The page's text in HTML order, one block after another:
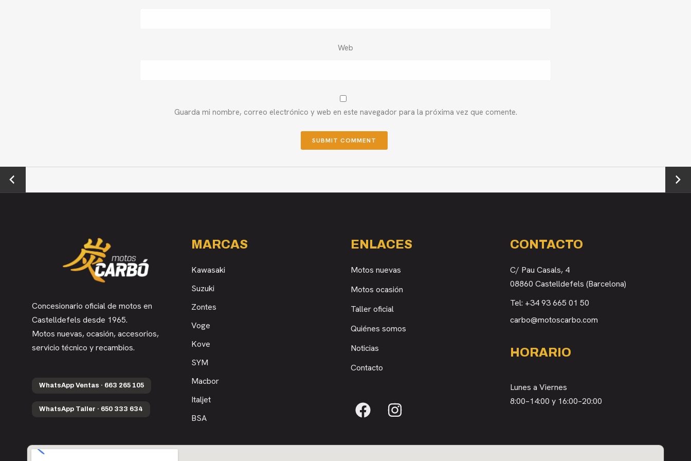
Web
Guarda mi nombre, correo electrónico y web en este navegador para la próxima vez que comente.
←
Previo
Next
→
Concesionario oficial de motos en
Castelldefels desde 1965.
Motos nuevas, ocasión, accesorios,
servicio técnico y recambios.
WhatsApp Ventas · 663 265 105
WhatsApp Taller · 650 333 634
MARCAS
Kawasaki
Suzuki
Zontes
Voge
Kove
SYM
Macbor
Italjet
BSA
ENLACES
Motos nuevas
Motos ocasión
Taller oficial
Quiénes somos
Noticias
Contacto
CONTACTO
C/ Pau Casals, 4
08860 Castelldefels (Barcelona)
Tel: +34 93 665 01 50
carbo@motoscarbo.com
HORARIO
Lunes a Viernes
8:00–14:00 y 16:00–20:00